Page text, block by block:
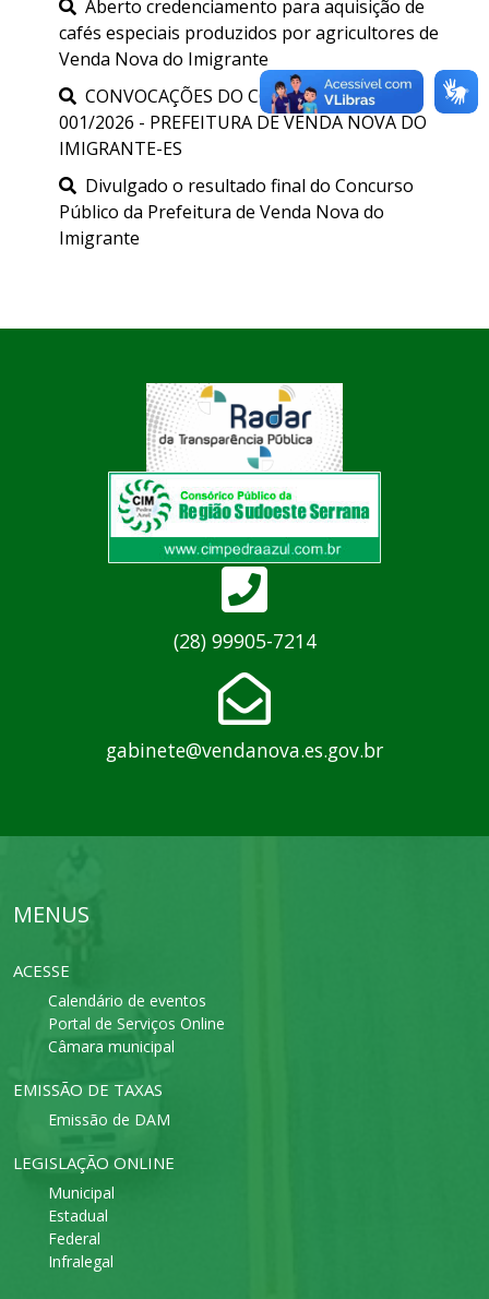
Aberto credenciamento para aquisição de
cafés especiais produzidos por agricultores de
Venda Nova do Imigrante
CONVOCAÇÕES DO CONCURSO PÚBLICO
001/2026 - PREFEITURA DE VENDA NOVA DO
IMIGRANTE-ES
Divulgado o resultado final do Concurso
Público da Prefeitura de Venda Nova do
Imigrante
(28) 99905-7214
gabinete@vendanova.es.gov.br
MENUS
ACESSE
Calendário de eventos
Portal de Serviços Online
Câmara municipal
EMISSÃO DE TAXAS
Emissão de DAM
LEGISLAÇÃO ONLINE
Municipal
Estadual
Federal
Infralegal